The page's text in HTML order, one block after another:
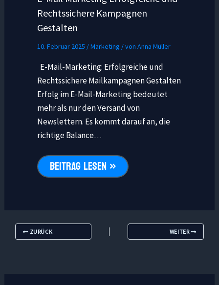
Rechtssichere Kampagnen
Gestalten
10. Februar 2025 /Marketing / von Anna Müller
E-Mail-Marketing: Erfolgreiche und
Rechtssichere Mailkampagnen Gestalten
Erfolg im E-Mail-Marketing bedeutet
mehr als nur den Versand von
Newslettern. Es kommt darauf an, die
richtige Balance…
BEITRAG LESEN »
ZURÜCK WEITER